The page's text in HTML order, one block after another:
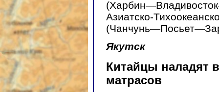
Азиатско-
Якутск
Китайцы наладят
матрасов